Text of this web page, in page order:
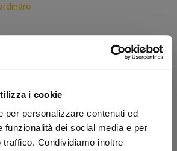
i cookie
per personalizzare contenuti ed
funzionalità dei social media e per
Condividiamo inoltre
Descrizione
4 vie Ø13 mm